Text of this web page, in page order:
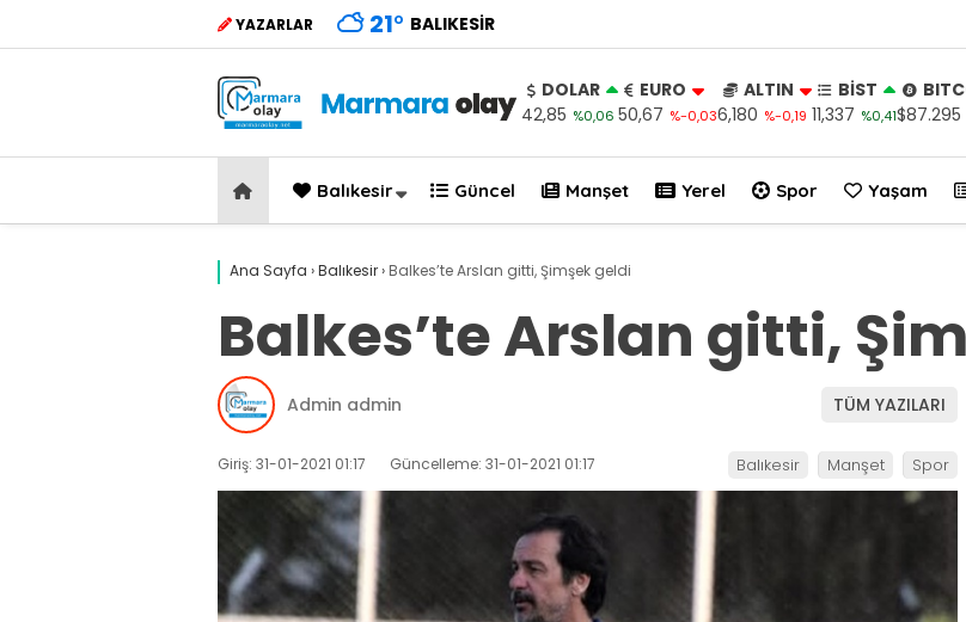
YAZARLAR 21° BALIKESIR
DOLAR
42,85 %0,06
EURO
50,67 %-0,03
ALTIN
6,180 %-0,19
BİST
11,337 %0,41$87.295
Balıkesir Güncel Manşet Yerel Spor Yaşam
Ana Sayfa ›Balıkesir› Balkes’te Arslan gitti, Şimşek geldi
Balkes’te Arslan gitti,
Admin admin TÜM YAZILARI
Giriş: 31-01-2021 01:17 Güncelleme: 31-01-2021 01:17 Balıkesir Manşet Spor